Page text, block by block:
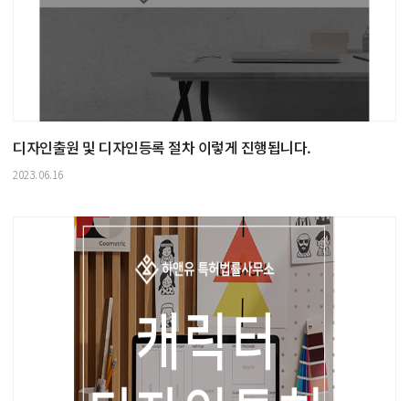
디자인출원 및 디자인등록 절차 이렇게 진행됩니다.
2023.06.16